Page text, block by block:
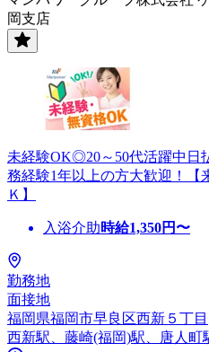
岡支店
未経験OK◎20～50代活躍中
務経験1年以上の方大歓迎！【
Ｋ】
入浴介助時給1,350円〜
勤務地
面接地
福岡県福岡市早良区西新５丁目
西新駅、藤崎(福岡)駅、唐人町